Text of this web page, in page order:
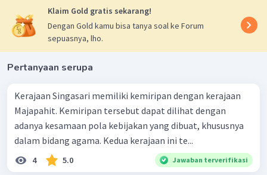
Klaim Gold gratis sekarang!
Dengan Gold kamu bisa tanya soal ke Forum
sepuasnya, lho.
Pertanyaan serupa
Kerajaan Singasari memiliki kemiripan dengan kerajaan
Majapahit. Kemiripan tersebut dapat dilihat dengan
adanya kesamaan pola kebijakan yang dibuat, khususnya
dalam bidang agama. Kedua kerajaan ini te...
4 5.0 Jawaban terverifikasi